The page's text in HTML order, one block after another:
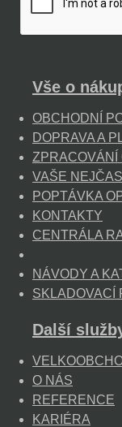
Vše o
OBCHODNÍ
DOPRAVA A
ZPRACOVÁNÍ
VAŠE
POPTÁVKA
KONTAKTY
CENTRÁLA
NÁVODY A
SKLADOVACÍ
Další
O NÁS
REFERENCE
KARIÉRA